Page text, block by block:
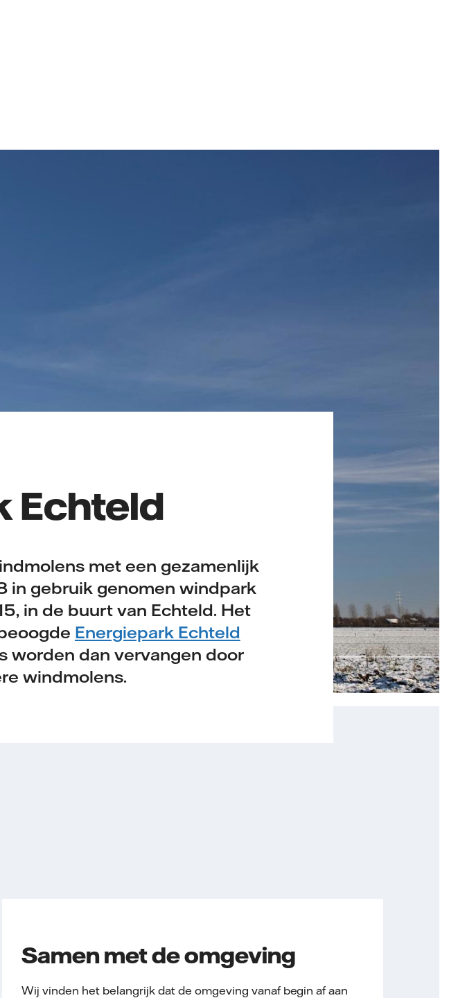
Echteld
met een gezamenlijk
in gebruik genomen windpark
in de buurt van Echteld. Het
Energiepark Echteld
worden dan vervangen door
windmolens.
Samen met de omgeving
Wij vinden het belangrijk dat de omgeving vanaf begin af aan